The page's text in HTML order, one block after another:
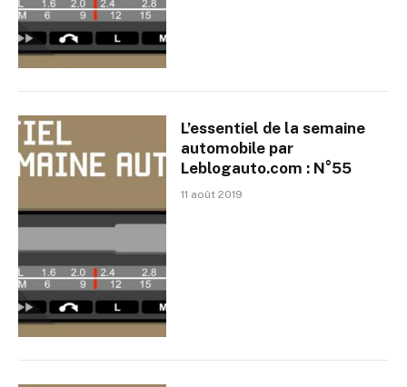
L’essentiel de la semaine
automobile par
Leblogauto.com : N°55
11 août 2019